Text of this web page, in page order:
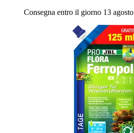
Consegna entro il giorno 13 agosto